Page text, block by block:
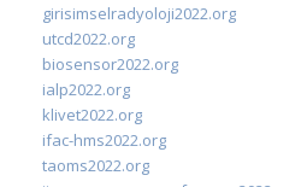
girisimselradyoloji2022.org
utcd2022.org
biosensor2022.org
ialp2022.org
klivet2022.org
ifac-hms2022.org
taoms2022.org